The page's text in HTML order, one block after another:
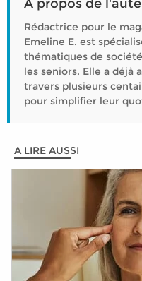
À propos de
Rédactrice pour le
Emeline E. est
thématiques de
les seniors. Elle a déjà
travers plusieurs
pour simplifier leur
A LIRE AUSSI